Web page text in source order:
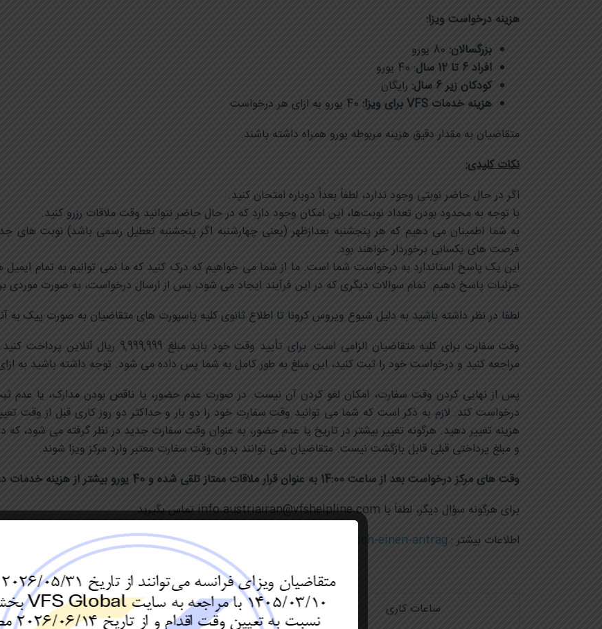
هزینه درخواست ویزا:
بزرگسالان: 80 یورو
افراد 6 تا 12 سال
: 40 یورو
کودکان زیر 6 سال
: رایگان
هزینه خدمات
: 40 یورو به ازای هر درخواست
متقاضیان به مقدار دقیق هزینه مربوطه یورو همراه داشته باشند.
نکات کلیدی:
اگر در حال حاضر نوبتی وجود ندارد، لطفاً بعداً دوباره امتحان کنید.
با توجه به محدود بودن تعداد نوبت‌ها، این امکان وجود دارد که در حال حاضر نتوانید وقت ملاقات رزرو کنید.
به شما اطمینان می دهیم که هر پنجشنبه بعدازظهر (یعنی چهارشنبه اگر پنجشنبه تعطیل رسمی باشد) نوبت
فرصت های یکسانی برخوردار خواهند بود.
این یک پاسخ استاندارد به درخواست شما است. ما از شما می خواهیم که درک کنید که ما نمی توانیم به تمام ایمیل
جزئیات پاسخ دهیم. تمام سوالات دیگری که در این فرآیند ایجاد می شود، پس از ارسال درخواست، به صورت موردی
لطفا در نظر داشته باشید به دلیل شیوع ویروس کرونا تا اطلاع ثانوی کلیه پاسپورت های متقاضیان به صورت پیک به
وقت سفارت برای کلیه متقاضیان الزامی است.
مراجعه کنید و درخواست خود را ثبت کنید، این مبلغ به طور کامل به شما پس داده می شود. توجه داشته باشید به
پس از نهایی کردن وقت سفارت، امکان لغو کردن آن نیست. در صورت عدم حضور، یا ناقص بودن مدارک، یا عدم
درخواست کند. لازم به ذکر است که شما می توانید وقت سفارت خود را دو بار و حداکثر دو روز کاری قبل از
هزینه تغییر دهید. هرگونه تغییر بیشتر در تاریخ یا عدم حضور، به عنوان وقت سفارت جدید در نظر گرفته می
و مبلغ پرداختی قبلی قابل بازگشت نیست. متقاضیان نمی توانند بدون وقت سفارت معتبر وارد مرکز ویزا شوند.
وقت های مرکز درخواست بعد از ساعت 14:00 به عنوان قرار ملاقات ممتاز تلقی شده و 40 یورو بیشتر از هزینه خدمات دریافت می شود.
برای هرگونه سؤال دیگر، لطفاً با info.austriairan@vfshelpline.com تماس بگیرید.
اطلاعات بیشتر : reisen-nach-oesterreich/einreise-und-aufenthalt/wie-stelle-ich-einen-antrag/
ساعات کاری مرکز درخواست ویزای اتریش در تهران
ساعات کاری یکشنبه ها تا چهارشنبه ها